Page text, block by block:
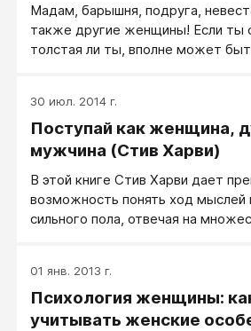
Мадам, барышня, подруга,
также другие женщины! Если ты
толстая ли ты, вполне может
достаточно просто об этом
наконец, мы просты. Мы не
завуалированных намеков.
ужимками — тоже. Скажи просто,
30 июл. 2014 г.
Поступай как женщина,
мужчина (Стив Харви)
В этой книге Стив Харви дает
возможность понять ход мыслей
сильного пола, отвечая на
распознать маменькиного
этом случае?», «Когда знакомить
своими детьми?», «Какие пять
01 янв. 2013 г.
Психология женщины:
учитывать женские